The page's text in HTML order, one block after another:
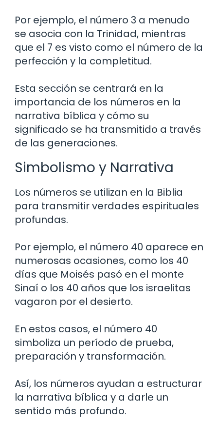
Por ejemplo, el número 3 a menudo
se asocia con la Trinidad, mientras
que el 7 es visto como el número de la
perfección y la completitud.
Esta sección se centrará en la
importancia de los números en la
narrativa bíblica y cómo su
significado se ha transmitido a través
de las generaciones.
Simbolismo y Narrativa
Los números se utilizan en la Biblia
para transmitir verdades espirituales
profundas.
Por ejemplo, el número 40 aparece en
numerosas ocasiones, como los 40
días que Moisés pasó en el monte
Sinaí o los 40 años que los israelitas
vagaron por el desierto.
En estos casos, el número 40
simboliza un período de prueba,
preparación y transformación.
Así, los números ayudan a estructurar
la narrativa bíblica y a darle un
sentido más profundo.